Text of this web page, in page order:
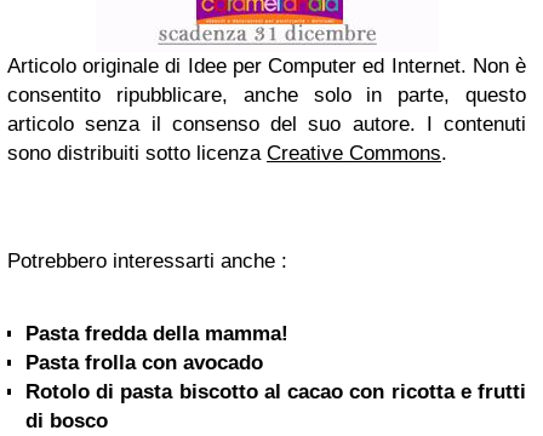
Articolo originale di Idee per Computer ed Internet. Non è
consentito ripubblicare, anche solo in parte, questo
articolo senza il consenso del suo autore. I contenuti
sono distribuiti sotto licenza Creative Commons.
Potrebbero interessarti anche :
Pasta fredda della mamma!
Pasta frolla con avocado
Rotolo di pasta biscotto al cacao con ricotta e frutti
di bosco